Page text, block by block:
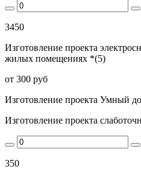
3450
Изготовление проекта
жилых помещениях *(5)
от 300 руб
Изготовление проекта Умный
Изготовление проекта
350